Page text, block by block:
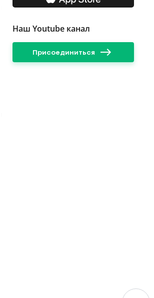
Наш Youtube канал
Присоединиться